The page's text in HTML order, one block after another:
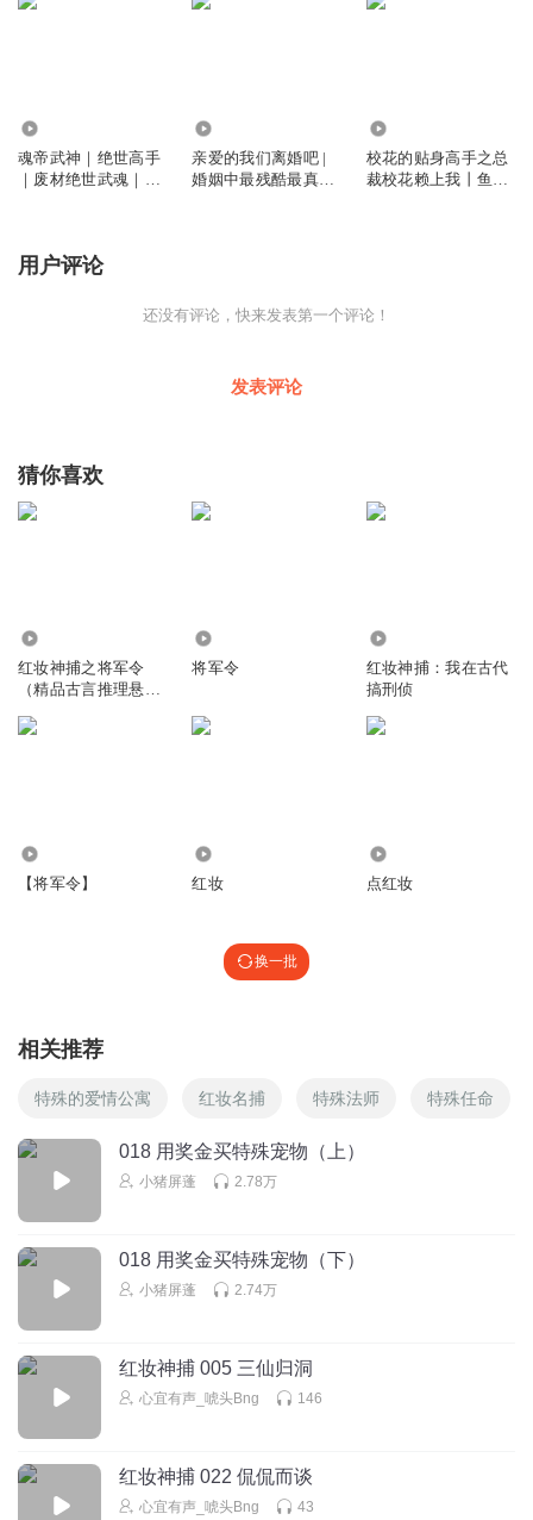
魂帝武神｜绝世高手
｜废材绝世武魂｜心
亲爱的我们离婚吧 |
婚姻中最残酷最真实
校花的贴身高手之总
裁校花赖上我丨鱼人
用户评论
还没有评论，快来发表第一个评论！
发表评论
猜你喜欢
红妆神捕之将军令
（精品古言推理悬疑
将军令
红妆神捕：我在古代
搞刑侦
【将军令】 红妆 点红妆
换一批
相关推荐
特殊的爱情公寓 红妆名捕 特殊法师 特殊任命
018 用奖金买特殊宠物（上）
小猪屏蓬 2.78万
018 用奖金买特殊宠物（下）
小猪屏蓬 2.74万
红妆神捕 005 三仙归洞
心宜有声_唬头Bng 146
红妆神捕 022 侃侃而谈
心宜有声_唬头Bng 43